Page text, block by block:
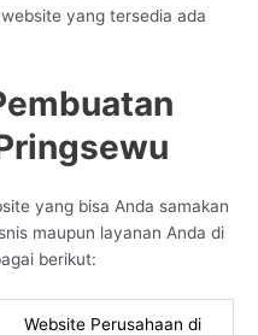
yang tersedia ada
yang bisa Anda samakan
maupun layanan Anda di
berikut:
Website Perusahaan di